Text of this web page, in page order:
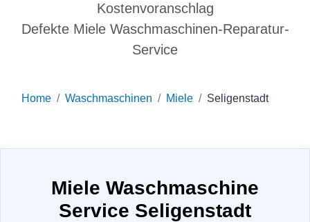
Kostenvoranschlag
Defekte Miele Waschmaschinen-Reparatur-
Service
Home Waschmaschinen Miele Seligenstadt
Miele Waschmaschine
Service Seligenstadt